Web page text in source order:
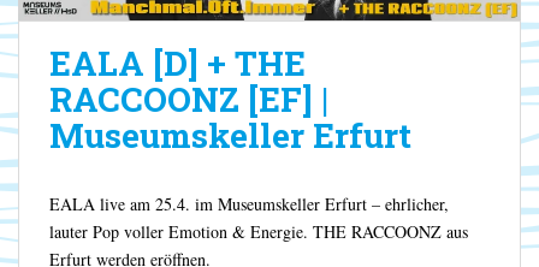
EALA [D] + THE
RACCOONZ [EF] |
Museumskeller Erfurt
EALA live am 25.4. im Museumskeller Erfurt – ehrlicher,
lauter Pop voller Emotion & Energie. THE RACCOONZ aus
Erfurt werden eröffnen.